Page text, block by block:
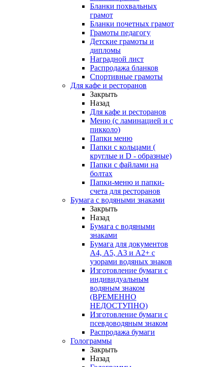
Бланки похвальных
грамот
Бланки почетных грамот
Грамоты педагогу
Детские грамоты и
дипломы
Наградной лист
Распродажа бланков
Спортивные грамоты
Для кафе и ресторанов
Закрыть
Назад
Для кафе и ресторанов
Меню (с ламинацией и с
пикколо)
Папки меню
Папки с кольцами (
круглые и D - образные)
Папки с файлами на
болтах
Папки-меню и папки-
счета для ресторанов
Бумага с водяными знаками
Закрыть
Назад
Бумага с водяными
знаками
Бумага для документов
А4, А5, А3 и А2+ с
узорами водяных знаков
Изготовление бумаги с
индивидуальным
водяным знаком
(ВРЕМЕННО
НЕДОСТУПНО)
Изготовление бумаги с
псевдоводяным знаком
Распродажа бумаги
Голограммы
Закрыть
Назад